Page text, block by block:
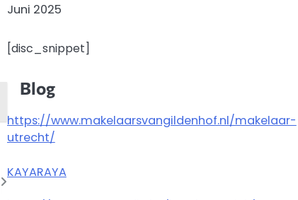
Juni 2025
[disc_snippet]
Blog
https://www.makelaarsvangildenhof.nl/makelaar-
utrecht/
KAYARAYA